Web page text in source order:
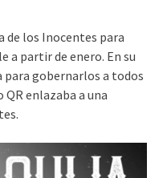
de los Inocentes para
a partir de enero. En su
para gobernarlos a todos
enlazaba a una